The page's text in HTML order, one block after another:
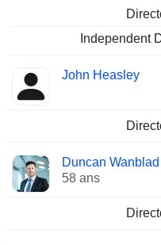
Independent
John Heasley
Duncan Wanblad
58 ans